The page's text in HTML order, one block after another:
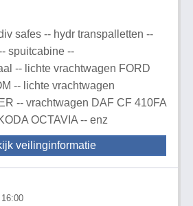
safes -- hydr transpalletten --
spuitcabine --
-- lichte vrachtwagen FORD
-- lichte vrachtwagen
-- vrachtwagen DAF CF 410FA
OCTAVIA -- enz
veilinginformatie